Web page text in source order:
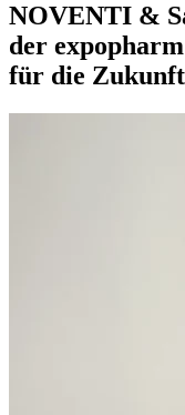
NOVENTI &
der
für die